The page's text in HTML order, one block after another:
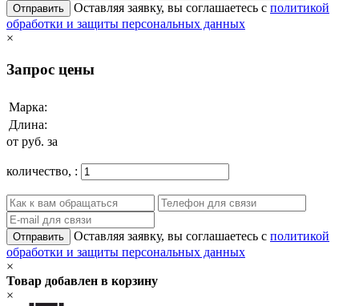
Отправить Оставляя заявку, вы соглашаетесь с политикой
обработки и защиты персональных данных
×
Запрос цены
Марка:
Длина:
от руб. за
количество, :
Отправить Оставляя заявку, вы соглашаетесь с политикой
обработки и защиты персональных данных
×
Товар добавлен в корзину
×